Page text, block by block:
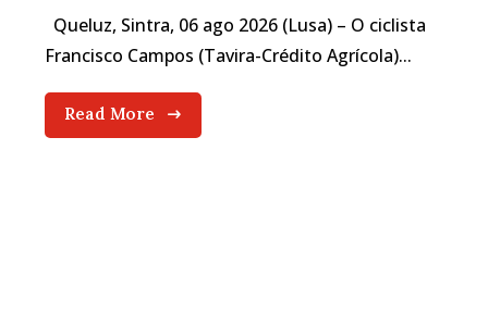
Queluz, Sintra, 06 ago 2026 (Lusa) – O ciclista
Francisco Campos (Tavira-Crédito Agrícola)...
Read More